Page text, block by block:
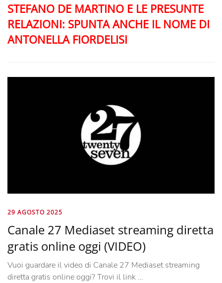
STEFANO DE MARTINO E LE PRESUNTE
RELAZIONI: SPUNTA ANCHE IL NOME DI
ANTONELLA FIORDELISI
29 AGOSTO 2025
Canale 27 Mediaset streaming diretta
gratis online oggi (VIDEO)
Vuoi guardare il video di Canale 27 Mediaset streaming
diretta gratis online oggi? Trovi il link …